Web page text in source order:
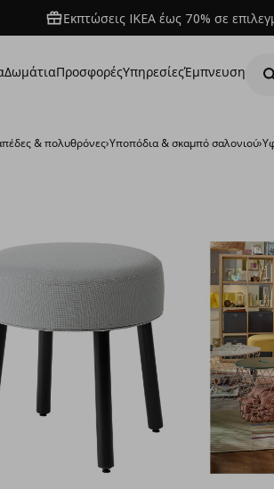
Εκπτώσεις IKEA έως 70% σε
ΔωμάτιαΠροσφορέςΥπηρεσίεςΈμπνευση
& πολυθρόνες›Υποπόδια & σκαμπό σαλονιού›